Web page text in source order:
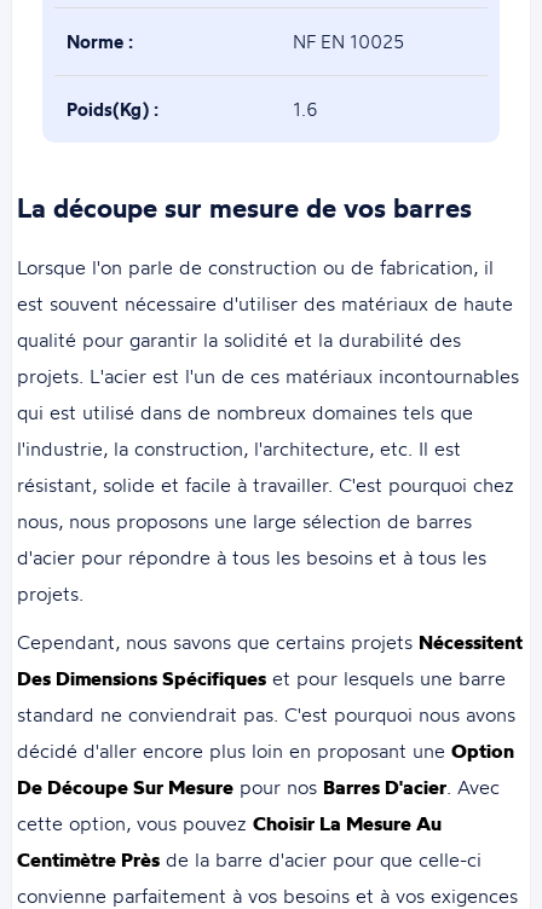
Norme : NF EN 10025
Poids(Kg) : 1.6
La découpe sur mesure de vos barres
Lorsque l'on parle de construction ou de fabrication, il
est souvent nécessaire d'utiliser des matériaux de haute
qualité pour garantir la solidité et la durabilité des
projets. L'acier est l'un de ces matériaux incontournables
qui est utilisé dans de nombreux domaines tels que
l'industrie, la construction, l'architecture, etc. Il est
résistant, solide et facile à travailler. C'est pourquoi chez
nous, nous proposons une large sélection de barres
d'acier pour répondre à tous les besoins et à tous les
projets.
Cependant, nous savons que certains projets Nécessitent
Des Dimensions Spécifiques et pour lesquels une barre
standard ne conviendrait pas. C'est pourquoi nous avons
décidé d'aller encore plus loin en proposant uneOption
De Découpe Sur Mesure pour nos Barres D'acier . Avec
cette option, vous pouvezChoisir La Mesure Au
Centimètre Près de la barre d'acier pour que celle-ci
convienne parfaitement à vos besoins et à vos exigences